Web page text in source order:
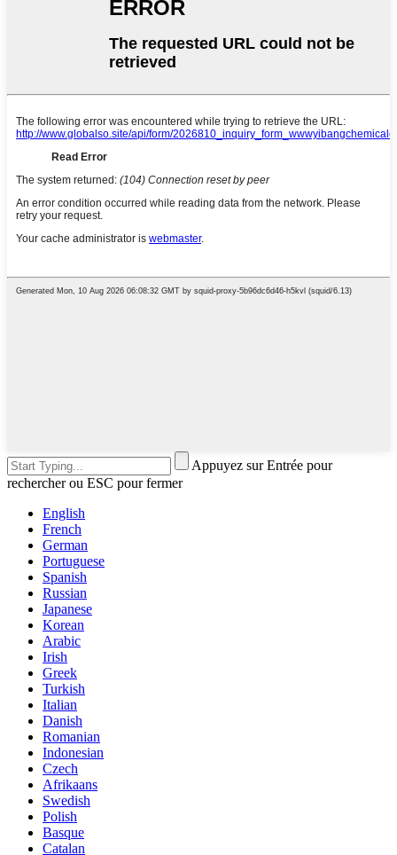
Appuyez sur Entrée pour
rechercher ou ESC pour fermer
English
French
German
Portuguese
Spanish
Russian
Japanese
Korean
Arabic
Irish
Greek
Turkish
Italian
Danish
Romanian
Indonesian
Czech
Afrikaans
Swedish
Polish
Basque
Catalan